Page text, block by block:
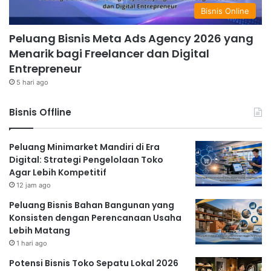
meningkatkan kemasan produk Anda.
Memperluas Jaringan Distribusi
Perluas jaringan distribusi Anda dengan bekerja sama
dengan reseller atau toko-toko kue. Anda juga bisa
mengikuti event-event bazar untuk memasarkan
Membuka Toko Online
Buatlah toko online untuk memperluas jangkauan
pasar Anda. Anda bisa menggunakan platform e-
commerce seperti Shopee, Tokopedia, atau Bukalapak.
Memanfaatkan Jasa Pengiriman
pengiriman produk ke pelanggan. Pilihlah jasa
pengiriman yang terpercaya dan terjangkau.
Kesimpulan
Jualan cemilan rumahan merupakan peluang bisnis
Bisnis Online
Peluang Bisnis Meta Ads Agency 2026 yang
Menarik bagi Freelancer dan Digital
Entrepreneur
5 hari ago
Bisnis Offline
Peluang Minimarket Mandiri di Era
Digital: Strategi Pengelolaan Toko
Agar Lebih Kompetitif
12 jam ago
Peluang Bisnis Bahan Bangunan yang
Konsisten dengan Perencanaan Usaha
Lebih Matang
1 hari ago
Potensi Bisnis Toko Sepatu Lokal 2026